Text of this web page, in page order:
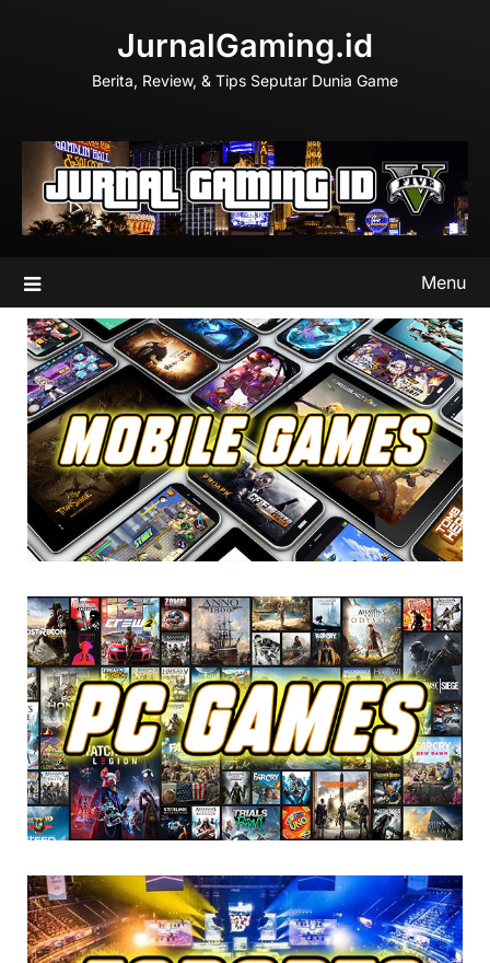
JurnalGaming.id
Berita, Review, & Tips Seputar Dunia Game
Menu